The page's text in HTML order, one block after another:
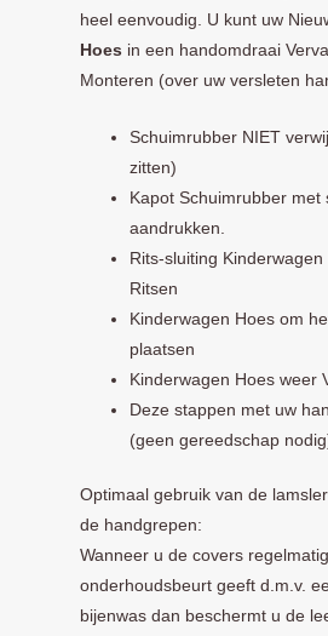
heel eenvoudig. U kunt uw
Hoes in een handomdraai
Monteren (over uw versleten
Schuimrubber NIET
zitten)
Kapot Schuimrubber met
aandrukken.
Rits-sluiting
Ritsen
Kinderwagen Hoes om
plaatsen
Kinderwagen Hoes weer
Deze stappen met uw
(geen gereedschap
Optimaal gebruik van de
de handgrepen:
Wanneer u de covers
onderhoudsbeurt geeft d.m.v.
bijenwas dan beschermt u de